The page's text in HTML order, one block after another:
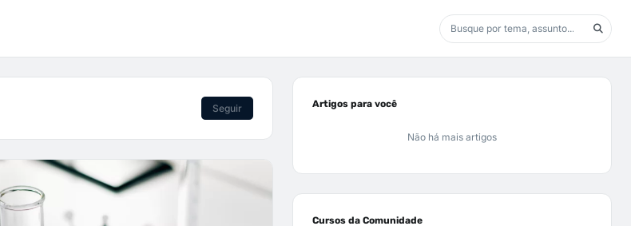
Seguir Artigos para você
Não há mais artigos
Cursos da Comunidade